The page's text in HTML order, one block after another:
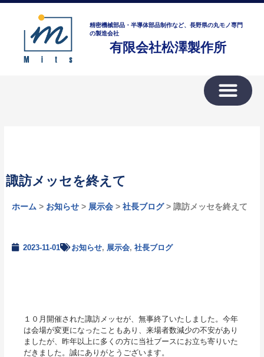
精密機械部品・半導体部品制作など、長野県の丸モノ専門
の製造会社
有限会社松澤製作所
諏訪メッセを終えて
ホーム > お知らせ > 展示会 > 社長ブログ> 諏訪メッセを終えて
2023-11-01 お知らせ, 展示会, 社長ブログ
１０月開催された諏訪メッセが、無事終了いたしました。今年
は会場が変更になったこともあり、来場者数減少の不安があり
ましたが、昨年以上に多くの方に当社ブースにお立ち寄りいた
だきました。誠にありがとうございます。